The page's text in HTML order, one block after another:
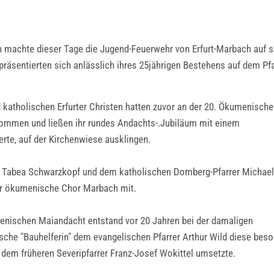
dieser Tage die Jugend-Feuerwehr von Erfurt-Marbach auf
sich anlässlich ihres 25jährigen Bestehens auf dem
Erfurter Christen hatten zuvor an der 20.
und ließen ihr rundes Andachts-.Jubiläum mit einem
auf der Kirchenwiese ausklingen.
Schwarzkopf und dem katholischen Domberg-Pfarrer Michael
Chor Marbach mit.
Maiandacht entstand vor 20 Jahren bei der damaligen
"Bauhelferin" dem evangelischen Pfarrer Arthur Wild diese
früheren Severipfarrer Franz-Josef Wokittel umsetzte.